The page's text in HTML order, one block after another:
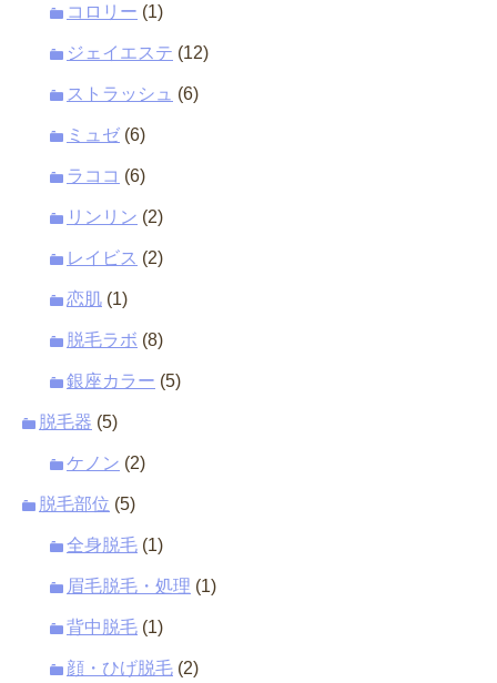
コロリー (1)
ジェイエステ (12)
ストラッシュ (6)
ミュゼ (6)
ラココ (6)
リンリン (2)
レイビス (2)
恋肌 (1)
脱毛ラボ (8)
銀座カラー (5)
脱毛器 (5)
ケノン (2)
脱毛部位 (5)
全身脱毛 (1)
眉毛脱毛・処理 (1)
背中脱毛 (1)
顔・ひげ脱毛 (2)